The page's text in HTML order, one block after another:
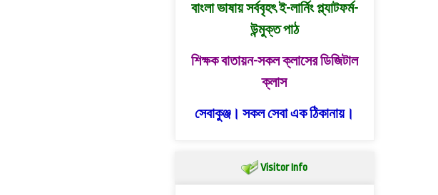
বাংলা ভাষায় সর্ববৃহৎ ই-লার্নিং প্ল্যাটফর্ম-
উন্মুক্ত পাঠ
শিক্ষক বাতায়ন-সকল ক্লাসের ডিজিটাল
ক্লাস
সেবাকুঞ্জ। সকল সেবা এক ঠিকানায়।
Visitor Info